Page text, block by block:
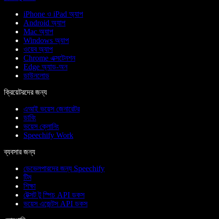
iPhone ও iPad অ্যাপ
Android অ্যাপ
Mac অ্যাপ
Windows অ্যাপ
ওয়েব অ্যাপ
Chrome এক্সটেনশন
Edge অ্যাড-অন
ডাউনলোড
ক্রিয়েটরদের জন্য
এআই ভয়েস জেনারেটর
ডাবিং
ভয়েস ক্লোনিং
Speechify Work
ব্যবসার জন্য
ডেভেলপারদের জন্য Speechify
টিম
শিক্ষা
টেক্সট টু স্পিচ API ডকস
ভয়েস এজেন্টস API ডকস